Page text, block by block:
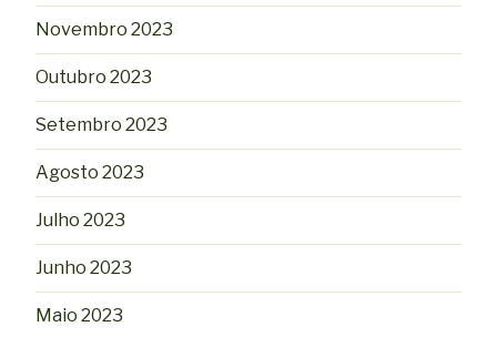
Novembro 2023
Outubro 2023
Setembro 2023
Agosto 2023
Julho 2023
Junho 2023
Maio 2023